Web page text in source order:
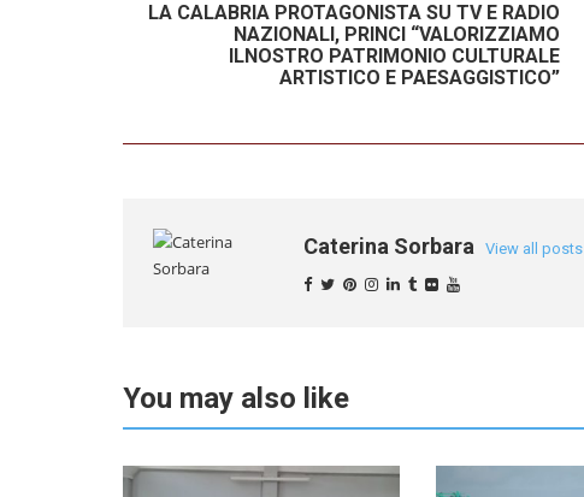
LA CALABRIA PROTAGONISTA SU TV E RADIO
NAZIONALI, PRINCI “VALORIZZIAMO
ILNOSTRO PATRIMONIO CULTURALE
ARTISTICO E PAESAGGISTICO”
Caterina Sorbara View all posts
You may also like